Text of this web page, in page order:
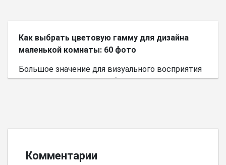
Как выбрать цветовую гамму для дизайна
маленькой комнаты: 60 фото
Большое значение для визуального восприятия
пространства имеет выбор цветовой палитры.
Комментарии